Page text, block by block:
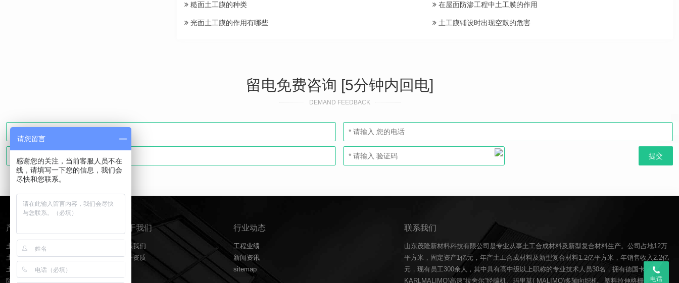
糙面土工膜的种类 在屋面防渗工程中土工膜的作用
光面土工膜的作用有哪些 土工膜铺设时出现空鼓的危害
留电免费咨询 [5分钟内回电]
DEMAND FEEDBACK
产品分类
土工膜
土工布
土工格栅
防水板排水网
关于我们
联系我们
荣誉资质
行业动态
工程业绩
新闻资讯
sitemap
联系我们
山东茂隆新材料科技有限公司是专业从事土工合成材料及新型复合材料生产。公司占地12万
平方米，固定资产1亿元，年产土工合成材料及新型复合材料1.2亿平方米，年销售收入2.2亿
元，现有员工300余人，其中具有高中级以上职称的专业技术人员30名，拥有德国卡尔迈耶(
KARLMALIMO)高速“拉舍尔”经编机、玛里莫( MALIMO)多轴向织机、塑料拉伸格栅生产线、
电话
请您留言
感谢您的关注，当前客服人员不在
线，请填写一下您的信息，我们会
尽快和您联系。